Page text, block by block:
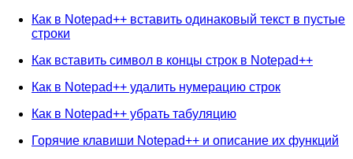
Как в Notepad++ вставить одинаковый текст в пустые
строки
Как вставить символ в концы строк в Notepad++
Как в Notepad++ удалить нумерацию строк
Как в Notepad++ убрать табуляцию
Горячие клавиши Notepad++ и описание их функций